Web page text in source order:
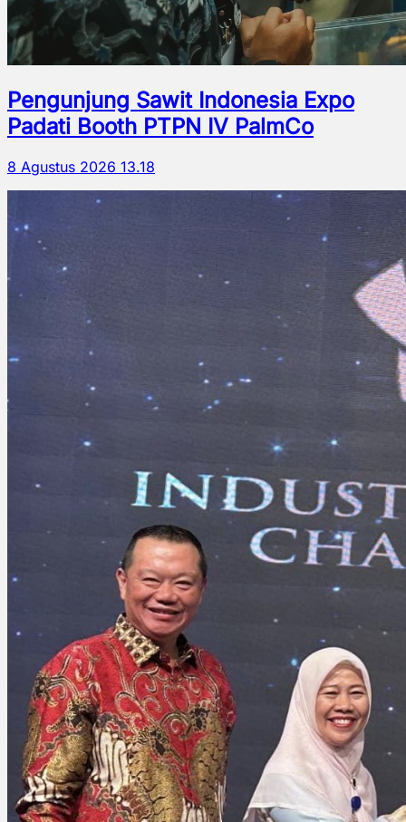
Pengunjung Sawit Indonesia Expo
Padati Booth PTPN IV PalmCo
8 Agustus 2026 13.18